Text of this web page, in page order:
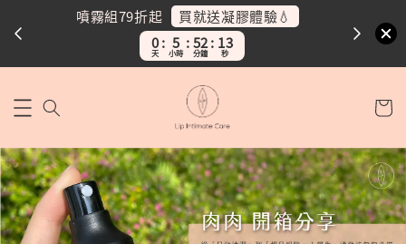
噴霧組任二
加碼送護理油30ml💛
0
天
5
小時
52
分鐘
11
秒
超